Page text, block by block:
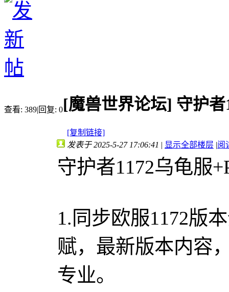
查看: 389|回复: 0[魔兽世界论坛] 守护
[复制链接]
发表于 2025-5-27 17:06:41 | 显示全部楼层 |阅
守护者1172乌龟服
1.同步欧服1172版
赋，最新版本内容
专业。